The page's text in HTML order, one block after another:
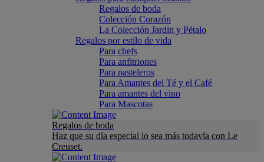
Regalos de boda
Colección Corazón
La Colección Jardin y Pétalo
Regalos por estilo de vida
Para chefs
Para anfitriones
Para pasteleros
Para Amantes del Té y el Café
Para amantes del vino
Para Mascotas
Regalos de boda
Haz que su día especial lo sea más todavía con Le
Creuset.